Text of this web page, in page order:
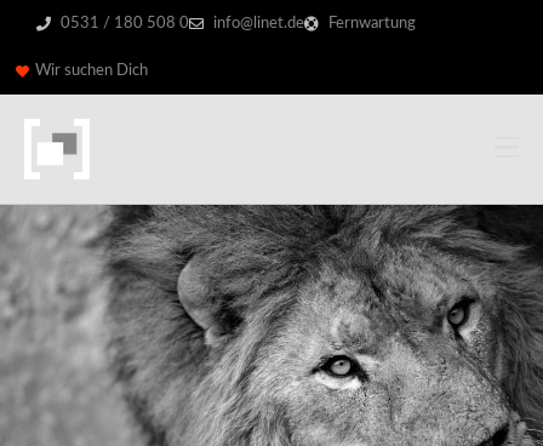
0531 / 180 508 0 info@linet.de Fernwartung
Wir suchen Dich